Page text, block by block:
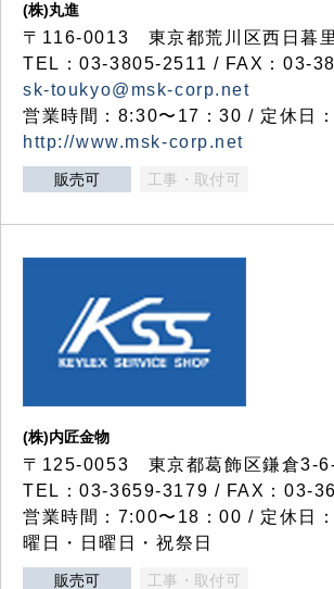
(株)丸進
〒116-0013 東京都荒川区西日暮
TEL：03-3805-2511 / FAX：03-
sk-toukyo@msk-corp.net
営業時間：8:30〜17：30 / 定休日
http://www.msk-corp.net
販売可 工事・取付可
(株)内匠金物
〒125-0053 東京都葛飾区鎌倉3-
TEL：03-3659-3179 / FAX：03-
営業時間：7:00〜18：00 / 定休日
曜日・日曜日・祝祭日
販売可 工事・取付可